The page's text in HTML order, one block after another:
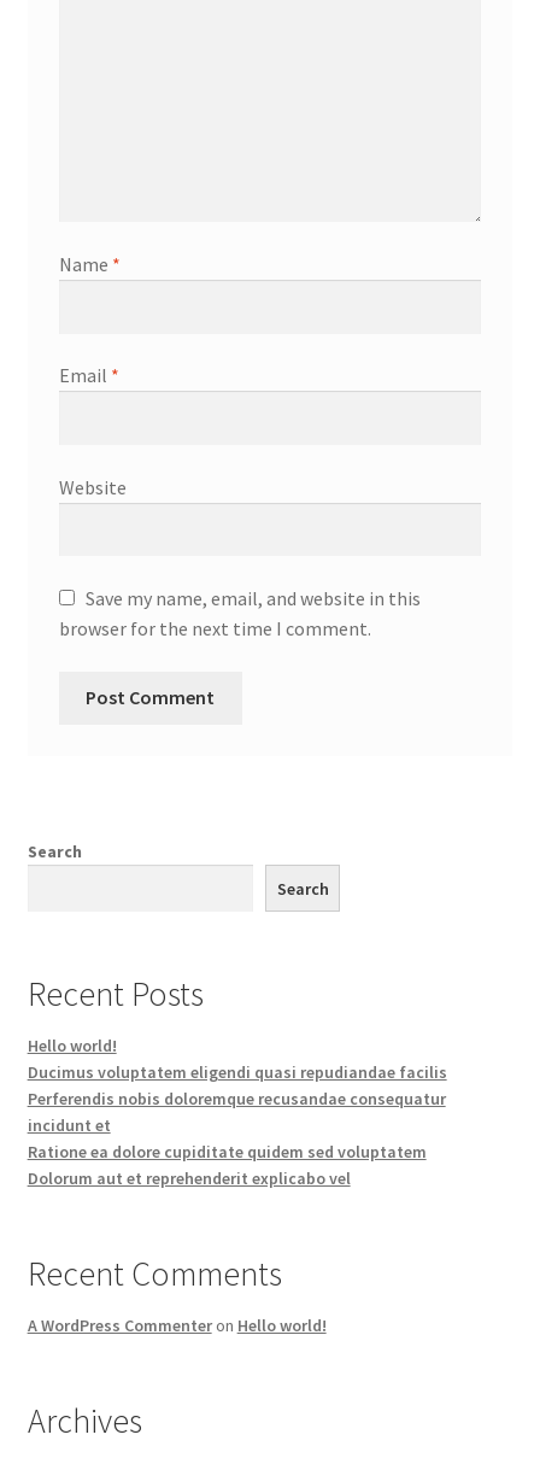
Name *
Email *
Website
Save my name, email, and website in this
browser for the next time I comment.
Search
Search
Recent Posts
Hello world!
Ducimus voluptatem eligendi quasi repudiandae facilis
Perferendis nobis doloremque recusandae consequatur
incidunt et
Ratione ea dolore cupiditate quidem sed voluptatem
Dolorum aut et reprehenderit explicabo vel
Recent Comments
A WordPress Commenteron Hello world!
Archives